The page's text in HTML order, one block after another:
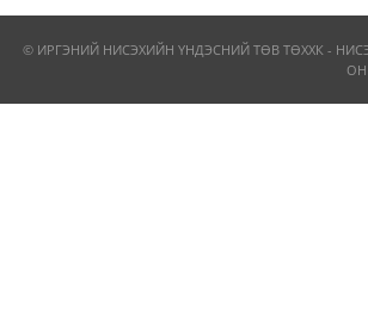
© ИРГЭНИЙ НИСЭХИЙН ҮНДЭСНИЙ ТӨВ ТӨХХК -
ОН